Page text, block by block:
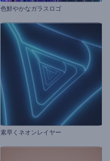
色鮮やかなガラスロゴ
素早くネオンレイヤー